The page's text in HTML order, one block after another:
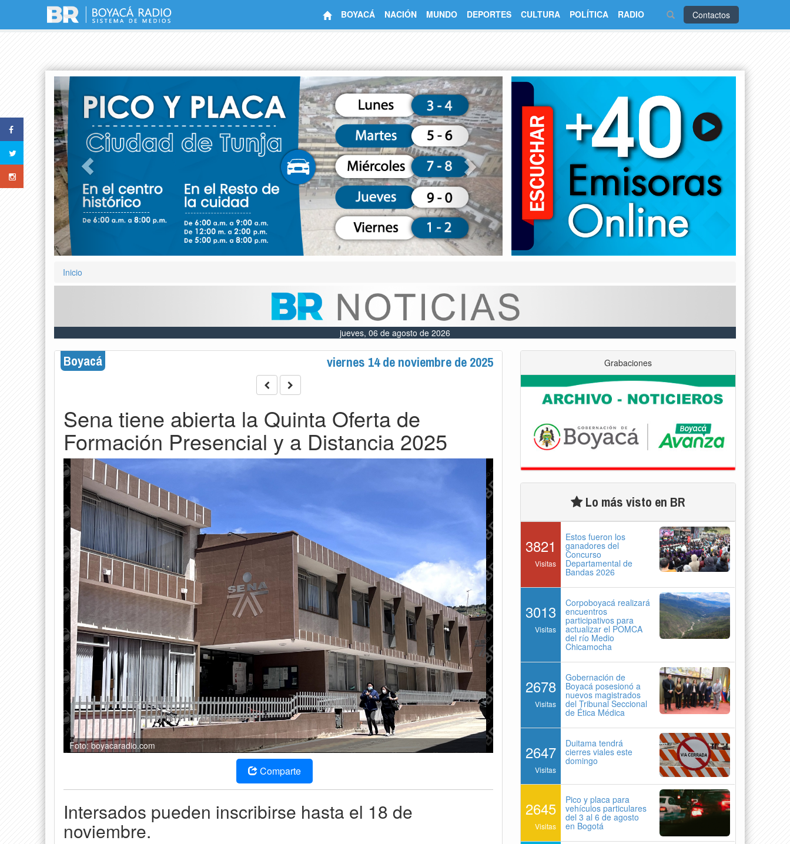
Contactos
BOYACÁ NACIÓN MUNDO DEPORTES CULTURA POLÍTICA RADIO
Next
Inicio
jueves, 06 de agosto de 2026
Boyacá viernes 14 de noviembre de 2025
Sena tiene abierta la Quinta Oferta de
Formación Presencial y a Distancia 2025
Foto: boyacaradio.com
Comparte
Intersados pueden inscribirse hasta el 18 de
noviembre.
Grabaciones
Lo más visto en BR
3821
Visitas
Estos fueron los
ganadores del
Concurso
Departamental de
Bandas 2026
3013
Visitas
Corpoboyacá realizará
encuentros
participativos para
actualizar el POMCA
del río Medio
Chicamocha
2678
Visitas
Gobernación de
Boyacá posesionó a
nuevos magistrados
del Tribunal Seccional
de Ética Médica
2647
Visitas
Duitama tendrá
cierres viales este
domingo
2645
Visitas
Pico y placa para
vehículos particulares
del 3 al 6 de agosto
en Bogotá